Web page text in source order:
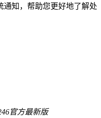
通知，帮助您更好地了解处
官方最新版